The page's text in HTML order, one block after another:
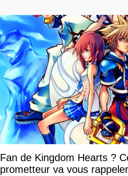
Fan de Kingdom Hearts ?
prometteur va vous